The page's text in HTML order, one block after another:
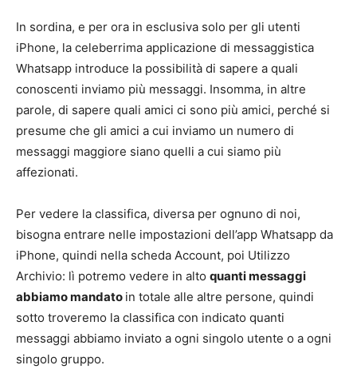
In sordina, e per ora in esclusiva solo per gli utenti
iPhone, la celeberrima applicazione di messaggistica
Whatsapp introduce la possibilità di sapere a quali
conoscenti inviamo più messaggi. Insomma, in altre
parole, di sapere quali amici ci sono più amici, perché si
presume che gli amici a cui inviamo un numero di
messaggi maggiore siano quelli a cui siamo più
affezionati.
Per vedere la classifica, diversa per ognuno di noi,
bisogna entrare nelle impostazioni dell’app Whatsapp da
iPhone, quindi nella scheda Account, poi Utilizzo
Archivio: lì potremo vedere in alto quanti messaggi
abbiamo mandato in totale alle altre persone, quindi
sotto troveremo la classifica con indicato quanti
messaggi abbiamo inviato a ogni singolo utente o a ogni
singolo gruppo.